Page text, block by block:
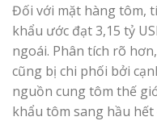
Đối với mặt hàng tôm,
khẩu ước đạt 3,15 tỷ
ngoái. Phân tích rõ
cũng bị chi phối bởi
nguồn cung tôm thế
khẩu tôm sang hầu